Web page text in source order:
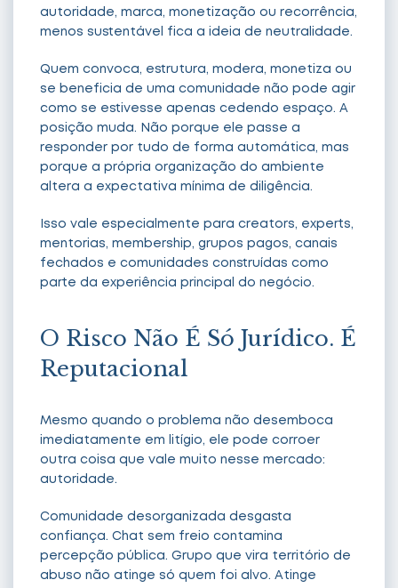
autoridade, marca, monetização ou recorrência,
menos sustentável fica a ideia de neutralidade.
Quem convoca, estrutura, modera, monetiza ou
se beneficia de uma comunidade não pode agir
como se estivesse apenas cedendo espaço. A
posição muda. Não porque ele passe a
responder por tudo de forma automática, mas
porque a própria organização do ambiente
altera a expectativa mínima de diligência.
Isso vale especialmente para creators, experts,
mentorias, membership, grupos pagos, canais
fechados e comunidades construídas como
parte da experiência principal do negócio.
O Risco Não É Só Jurídico. É
Reputacional
Mesmo quando o problema não desemboca
imediatamente em litígio, ele pode corroer
outra coisa que vale muito nesse mercado:
autoridade.
Comunidade desorganizada desgasta
confiança. Chat sem freio contamina
percepção pública. Grupo que vira território de
abuso não atinge só quem foi alvo. Atinge